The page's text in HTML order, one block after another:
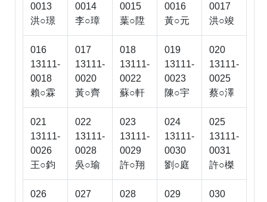
0013
洪○璟
0014
李○璋
0015
葉○陞
0016
黃○元
0017
洪○竣
016
13111-
0018
賴○霖
017
13111-
0020
黃○齊
018
13111-
0022
蘇○軒
019
13111-
0023
陳○宇
020
13111-
0025
蔡○澤
021
13111-
0026
王○鈞
022
13111-
0028
吳○瑜
023
13111-
0029
許○翔
024
13111-
0030
劉○庭
025
13111-
0031
許○榤
026
027
028
029
030